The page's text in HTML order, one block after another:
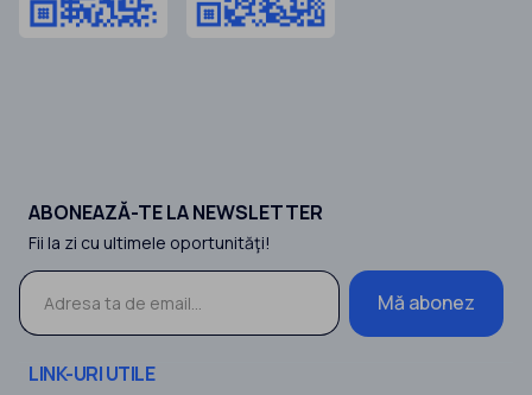
ABONEAZĂ-TE LA NEWSLETTER
Fii la zi cu ultimele oportunităţi!
Mă abonez
LINK-URI UTILE